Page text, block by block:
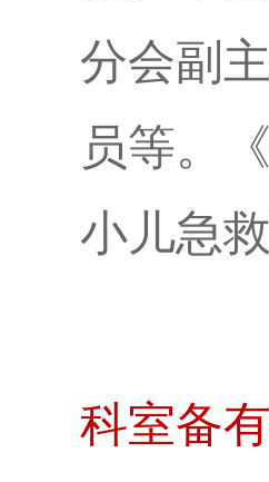
分会副
员等。
小儿急
科室备